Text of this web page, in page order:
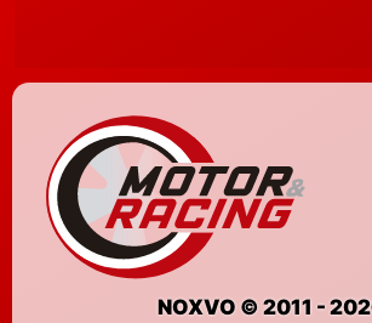
NOXVO © 2011 -